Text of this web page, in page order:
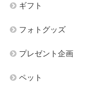
ギフト
フォトグッズ
プレゼント企画
ペット